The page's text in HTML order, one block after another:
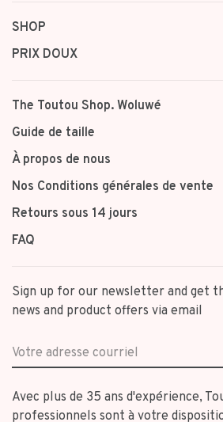
SHOP
PRIX DOUX
The Toutou Shop. Woluwé
Guide de taille
À propos de nous
Nos Conditions générales de vente
Retours sous 14 jours
FAQ
Sign up for our newsletter and get
news and product offers via email
Avec plus de 35 ans d'expérience,
professionnels sont à votre